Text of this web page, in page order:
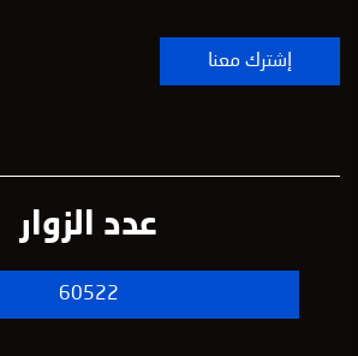
عدد الزوار
60522